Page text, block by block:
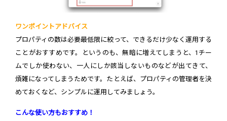
ワンポイントアドバイス
プロパティの数は必要最低限に絞って、できるだけ少なく運用する
ことがおすすめです。というのも、無暗に増えてしまうと、1チー
ムでしか使わない、一人にしか該当しないものなどが出てきて、
煩雑になってしまうためです。たとえば、プロパティの管理者を決
めておくなど、シンプルに運用してみましょう。
こんな使い方もおすすめ！